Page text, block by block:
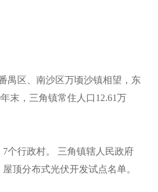
禺区、南沙区万顷沙镇相望，东
末，三角镇常住人口12.61万
个行政村。 三角镇辖人民政府
顶分布式光伏开发试点名单。